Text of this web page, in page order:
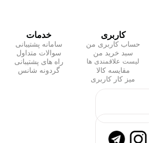
کاربری
حساب کاربری من
سبد خرید من
لیست علاقمندی ها
مقایسه کالا
میز کار کاربری
خدمات
سامانه پشتیبانی
سوالات متداول
راه های پشتیبانی
گردونه شانس